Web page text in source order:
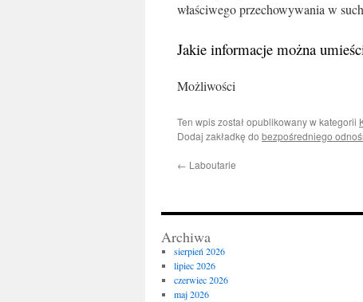
właściwego przechowywania w
Jakie informacje można
Możliwości
Ten wpis został opublikowany w kategorii
Dodaj zakładkę do bezpośredniego
← Laboutarie
Archiwa
sierpień 2026
lipiec 2026
czerwiec 2026
maj 2026